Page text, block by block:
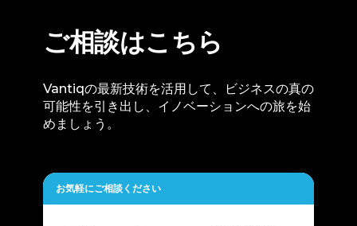
ご相談はこちら
Vantiqの最新技術を活用して、ビジネスの真の
可能性を引き出し、イノベーションへの旅を始
めましょう。
お気軽にご相談ください